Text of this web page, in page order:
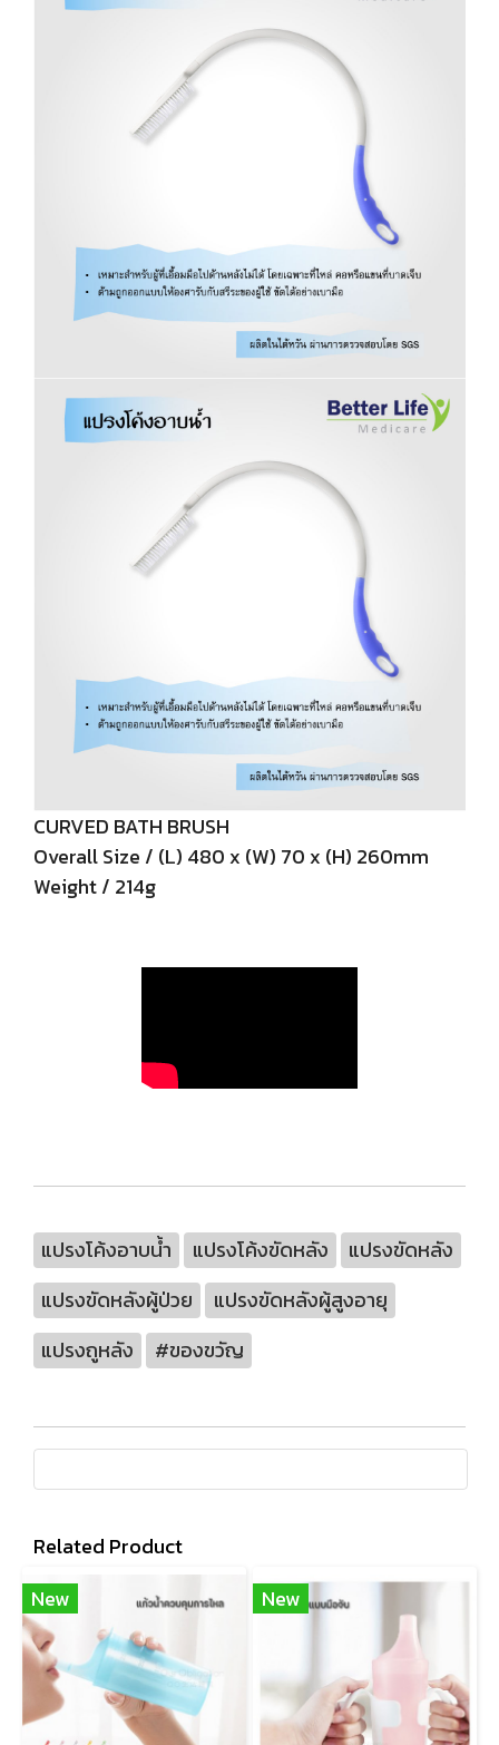
CURVED BATH BRUSH
Overall Size / (L) 480 x (W) 70 x (H) 260mm
Weight / 214g
แปรงโค้งอาบน้ำ แปรงโค้งขัดหลัง
แปรงขัดหลัง
แปรงขัดหลังผู้ป่วย
แปรงขัดหลังผู้สูงอายุ
แปรงถูหลัง
#ของขวัญ
Related Product
New
New